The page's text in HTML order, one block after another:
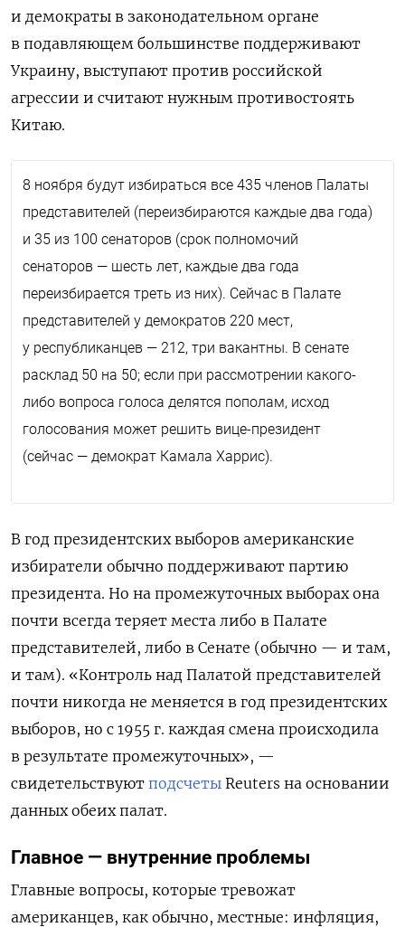
и демократы в законодательном органе
в подавляющем большинстве поддерживают
Украину, выступают против российской
агрессии и считают нужным противостоять
Китаю.
8 ноября будут избираться все 435 членов Палаты
представителей (переизбираются каждые два года)
и 35 из 100 сенаторов (срок полномочий
сенаторов — шесть лет, каждые два года
переизбирается треть из них). Сейчас в Палате
представителей у демократов 220 мест,
у республиканцев — 212, три вакантны. В сенате
расклад 50 на 50; если при рассмотрении какого-
либо вопроса голоса делятся пополам, исход
голосования может решить вице-президент
(сейчас — демократ Камала Харрис).
В год президентских выборов американские
избиратели обычно поддерживают партию
президента. Но на промежуточных выборах она
почти всегда теряет места либо в Палате
представителей, либо в Сенате (обычно — и там,
и там). «Контроль над Палатой представителей
почти никогда не меняется в год президентских
выборов, но с 1955 г. каждая смена происходила
в результате промежуточных», —
свидетельствуют подсчеты Reuters на основании
данных обеих палат.
Главное — внутренние проблемы
Главные вопросы, которые тревожат
американцев, как обычно, местные: инфляция,